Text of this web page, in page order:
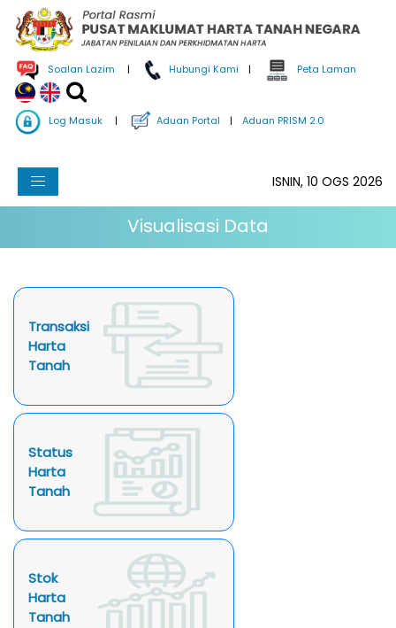
Soalan Lazim | Hubungi Kami | Peta Laman
Log Masuk | Aduan Portal | Aduan PRISM 2.0
ISNIN, 10 OGS 2026
Visualisasi Data
Transaksi
Harta
Tanah
Status
Harta
Tanah
Stok
Harta
Tanah